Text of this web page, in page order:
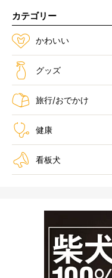
カテゴリー
かわいい
グッズ
旅行/おでかけ
健康
看板犬